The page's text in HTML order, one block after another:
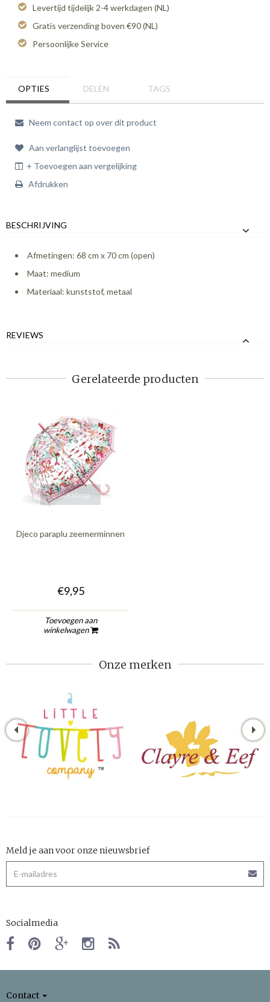
Levertijd tijdelijk 2-4 werkdagen (NL)
Gratis verzending boven €90 (NL)
Persoonlijke Service
OPTIES DELEN TAGS
Neem contact op over dit product
Aan verlanglijst toevoegen
+ Toevoegen aan vergelijking
Afdrukken
BESCHRIJVING
Afmetingen: 68 cm x 70 cm (open)
Maat: medium
Materiaal: kunststof, metaal
REVIEWS
Gerelateerde producten
quickshop
Djeco paraplu zeemerminnen
€9,95
Toevoegen aan
winkelwagen
Onze merken
Meld je aan voor onze nieuwsbrief
Socialmedia
Contact